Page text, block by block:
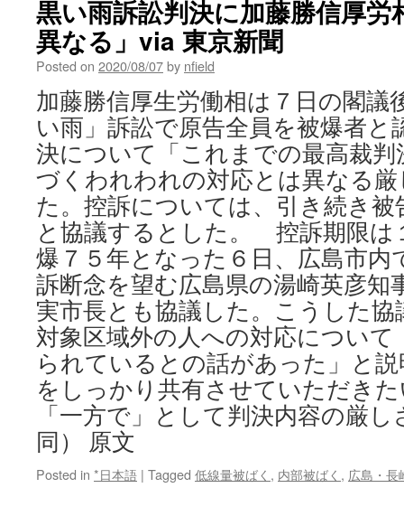
黒い雨訴訟判決に加藤勝信厚労
異なる」via 東京新聞
Posted on 2020/08/07by nfield
加藤勝信厚生労働相は７日の閣議
い雨」訴訟で原告全員を被爆者と
決について「これまでの最高裁
づくわれわれの対応とは異なる
た。控訴については、引き続き
と協議するとした。 控訴期限は
爆７５年となった６日、広島市内
訴断念を望む広島県の湯崎英彦知
実市長とも協議した。こうした
対象区域外の人への対応につい
られているとの話があった」と
をしっかり共有させていただき
「一方で」として判決内容の厳
同） 原文
Posted in *日本語 | Tagged 低線量被ばく , 内部被ばく , 広島・長